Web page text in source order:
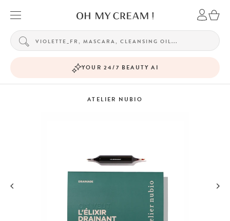
YOUR 24/7 BEAUTY AI
ATELIER NUBIO